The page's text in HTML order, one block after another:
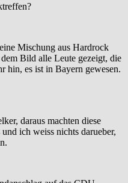
Mischung aus Hardrock
Bild alle Leute gezeigt, die
hin, es ist in Bayern gewesen.
daraus machten diese
ich weiss nichts darueber,